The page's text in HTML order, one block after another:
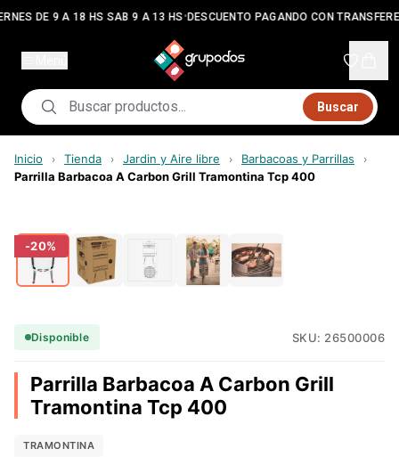
DE 9 A 18 HS SAB 9 A 13 HS•DESCUENTO PAGANDO CON
Buscar
Inicio › Tienda › Jardin y Aire libre › Barbacoas y Parrillas ›
Parrilla Barbacoa A Carbon Grill Tramontina Tcp 400
-20%
Disponible SKU: 26500006
Parrilla Barbacoa A Carbon Grill
Tramontina Tcp 400
TRAMONTINA